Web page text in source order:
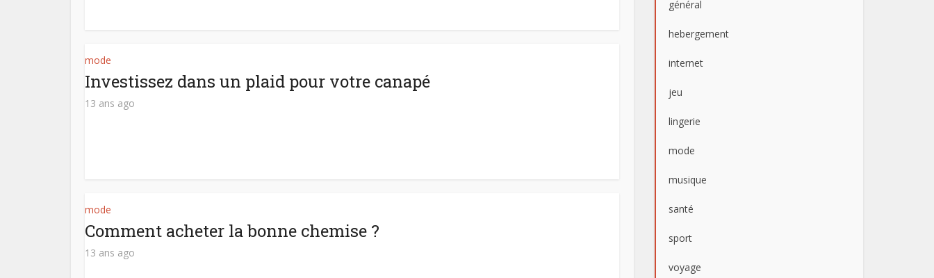
mode
Investissez dans un plaid pour votre canapé
13 ans ago
mode
Comment acheter la bonne chemise ?
13 ans ago
général
hebergement
internet
jeu
lingerie
mode
musique
santé
sport
voyage